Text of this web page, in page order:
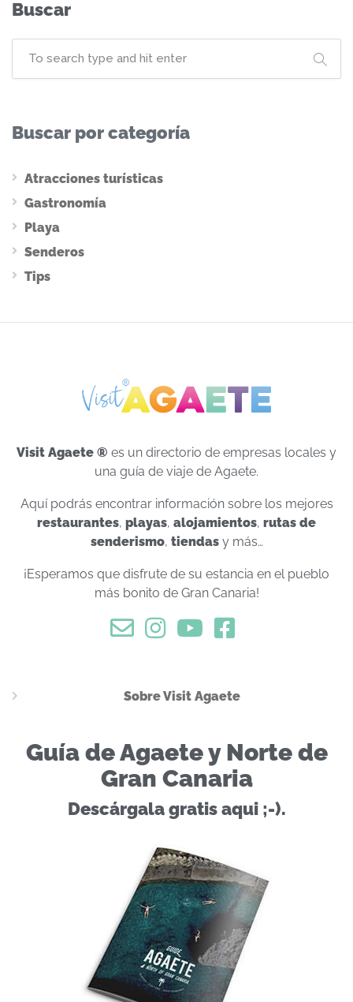
Buscar
Buscar por categoría
Atracciones turísticas
Gastronomía
Playa
Senderos
Tips
Visit Agaete ® es un directorio de empresas locales y
una guía de viaje de Agaete.
Aquí podrás encontrar información sobre los mejores
restaurantes, playas, alojamientos, rutas de
senderismo, tiendasy más…
¡Esperamos que disfrute de su estancia en el pueblo
más bonito de Gran Canaria!
Sobre Visit Agaete
Guía de Agaete y Norte de
Gran Canaria
Descárgala gratis aqui ;-).